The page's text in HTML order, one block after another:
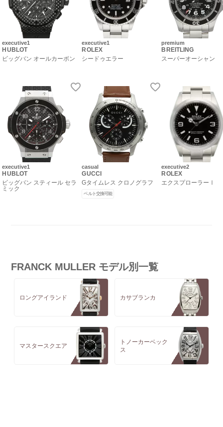
executive1
HUBLOT
ビッグバン オールカーボン
executive1
HUBLOT
ビッグバン スティール セラ
ミック
executive1
ROLEX
シードゥエラー
casual
GUCCI
Gタイムレス クロノグラフ
ベルト交換可能
premium
BREITLING
スーパーオーシャン
executive2
ROLEX
エクスプローラーⅠ
FRANCK MULLER モデル別一覧
ロングアイランド カサブランカ
マスタースクエア
トノーカーベック
ス